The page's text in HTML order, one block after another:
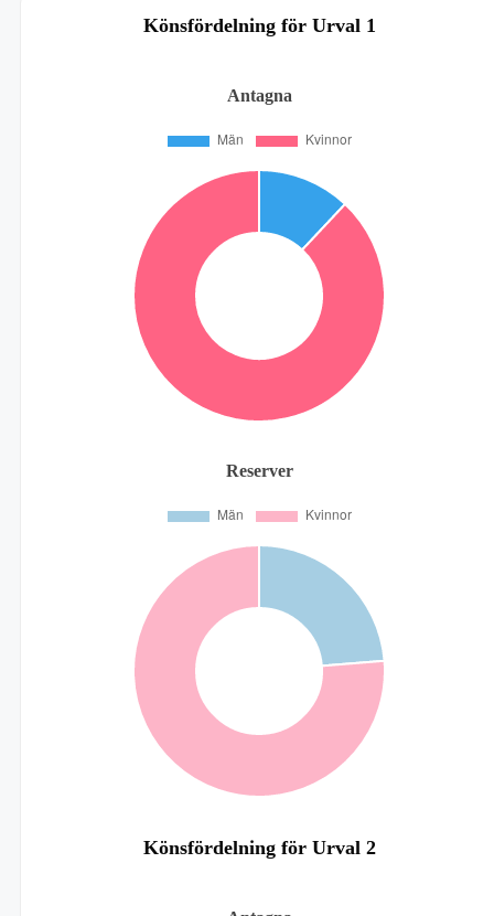
Könsfördelning för Urval 1
Antagna
Reserver
Könsfördelning för Urval 2